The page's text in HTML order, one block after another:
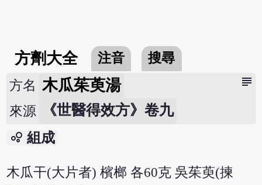
方劑大全 注音 搜尋
subject
方名 木瓜茱萸湯
來源 《世醫得效方》卷九
bubble_chart 組成
木瓜干(大片者) 檳榔 各60克 吳茱萸(揀